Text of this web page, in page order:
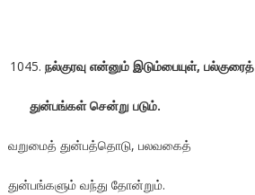
நல்குரவு என்னும் இடும்பையுள், பல்குரைத்
துன்பங்கள் சென்று படும்.
வறுமைத் துன்பத்தொடு, பலவகைத்
துன்பங்களும் வந்து தோன்றும்.